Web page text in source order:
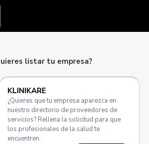
listar tu empresa?
KLINIKARE
¿Quieres que tu empresa aparezca en
nuestro directorio de proveedores de
servicios? Rellena la solicitud para que
los profesionales de la salud te
encuentren.